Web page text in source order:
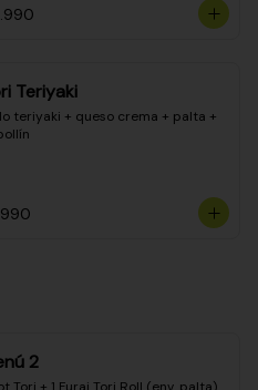
Teriyaki
teriyaki + queso crema + palta +
2